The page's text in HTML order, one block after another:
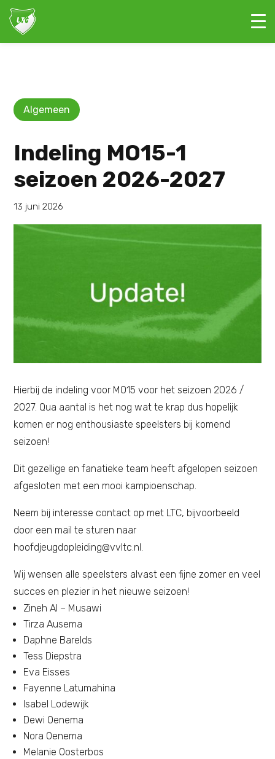
Algemeen
Indeling MO15-1
seizoen 2026-2027
13 juni 2026
Hierbij de indeling voor MO15 voor het seizoen 2026 /
2027. Qua aantal is het nog wat te krap dus hopelijk
komen er nog enthousiaste speelsters bij komend
seizoen!
Dit gezellige en fanatieke team heeft afgelopen seizoen
afgesloten met een mooi kampioenschap.
Neem bij interesse contact op met LTC, bijvoorbeeld
door een mail te sturen naar
hoofdjeugdopleiding@vvltc.nl.
Wij wensen alle speelsters alvast een fijne zomer en veel
succes en plezier in het nieuwe seizoen!
Zineh Al – Musawi
Tirza Ausema
Daphne Barelds
Tess Diepstra
Eva Eisses
Fayenne Latumahina
Isabel Lodewijk
Dewi Oenema
Nora Oenema
Melanie Oosterbos